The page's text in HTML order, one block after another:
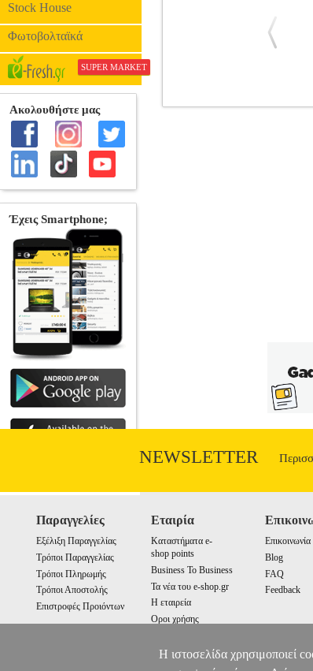
Stock House
Φωτοβολταϊκά
SUPER MARKET
NEWSLETTER
Παραγγελίες
Εξέλιξη Παραγγελίας
Τρόποι Παραγγελίας
Τρόποι Πληρωμής
Τρόποι Αποστολής
Επιστροφές Προιόντων
Εταιρία
Καταστήματα e-
shop points
Business To Business
Τα νέα του e-shop.gr
Η εταιρεία
Οροι χρήσης
Επικοινωνία
Blog
FAQ
Feedback
Η ιστοσελίδα χρησιμοποιεί